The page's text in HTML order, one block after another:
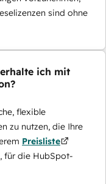
sind ohne
ich mit
flexible
zu nutzen, die Ihre
Preisliste
für die HubSpot-